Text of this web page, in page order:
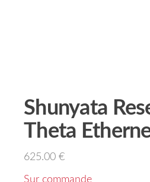
Shunyata
Theta
625.00 €
Sur commande